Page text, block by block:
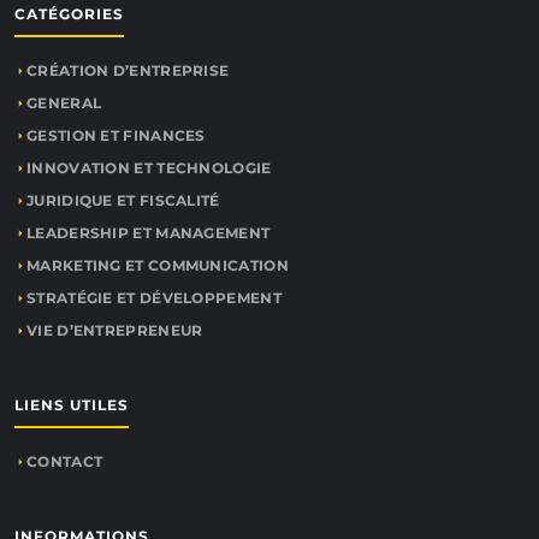
CATÉGORIES
CRÉATION D’ENTREPRISE
GENERAL
GESTION ET FINANCES
INNOVATION ET TECHNOLOGIE
JURIDIQUE ET FISCALITÉ
LEADERSHIP ET MANAGEMENT
MARKETING ET COMMUNICATION
STRATÉGIE ET DÉVELOPPEMENT
VIE D’ENTREPRENEUR
LIENS UTILES
CONTACT